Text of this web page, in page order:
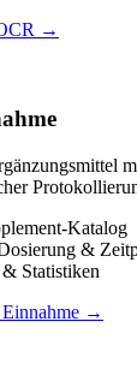
→
Katalog
&
Statistiken
→